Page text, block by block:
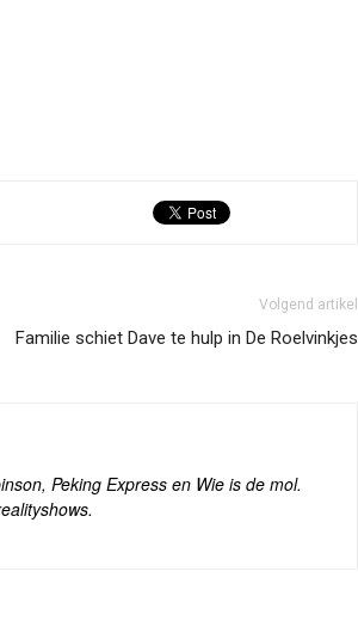
Volgend artikel
Familie schiet Dave te hulp in De Roelvinkjes
Peking Express en Wie is de mol.